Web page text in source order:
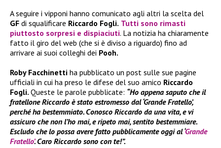
A seguire i vipponi hanno comunicato agli altri la scelta del
GF di squalificare Riccardo Fogli. Tutti sono rimasti
piuttosto sorpresi e dispiaciuti. La notizia ha chiaramente
fatto il giro del web (che si è diviso a riguardo) fino ad
arrivare ai suoi colleghi dei Pooh.
Roby Facchinetti ha pubblicato un post sulle sue pagine
ufficiali in cui ha preso le difese del suo amico Riccardo
Fogli. Queste le parole pubblicate: “Ho appena saputo che il
fratellone Riccardo è stato estromesso dal ‘Grande Fratello’,
perché ha bestemmiato. Conosco Riccardo da una vita, e vi
assicuro che non l’ho mai, e ripeto mai, sentito bestemmiare.
Escludo che lo possa avere fatto pubblicamente oggi al ‘Grande
Fratello’. Caro Riccardo sono con te!”.